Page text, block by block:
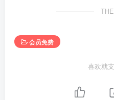
会员免费
喜欢就